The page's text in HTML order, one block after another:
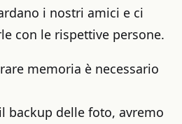
i nostri amici e ci
con le rispettive persone.
memoria è necessario
backup delle foto, avremo